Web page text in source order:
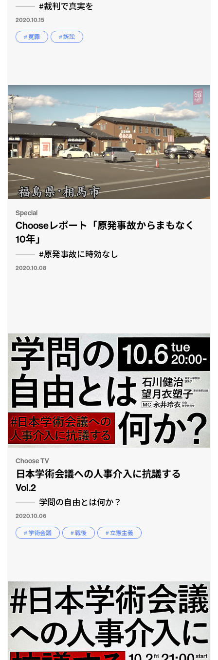
CLP市民と
#裁判で真実を
2020.10.15
# 冤罪 # 訴訟
Special
Chooseレポート「原発事故からまもなく
10年」
#原発事故に時効なし
2020.10.08
Choose TV
日本学術会議への人事介入に抗議する
Vol.2
学問の自由とは何か？
2020.10.06
# 学術会議 # 戦後 # 立憲主義